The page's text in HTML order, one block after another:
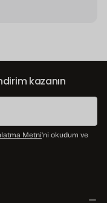
kazanın
Metni’ni okudum ve